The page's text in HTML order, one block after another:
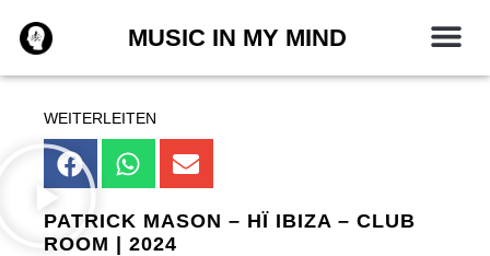
Inhalt
springen
MUSIC IN MY MIND
WEITERLEITEN
PATRICK MASON – HÏ IBIZA – CLUB
ROOM | 2024